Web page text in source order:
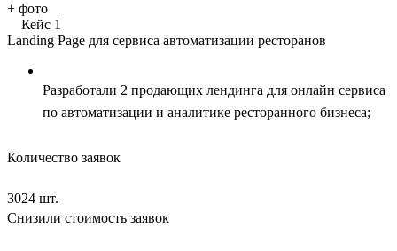
+ фото
Кейс 1
Landing Page для сервиса автоматизации ресторанов
Разработали 2 продающих лендинга для онлайн сервиса
по автоматизации и аналитике ресторанного бизнеса;
Количество заявок
3024 шт.
Снизили стоимость заявок